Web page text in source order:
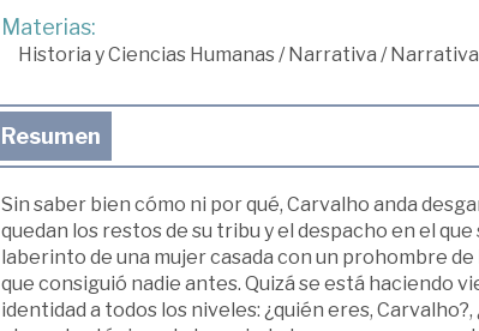
Materias:
Historia y Ciencias Humanas/Narrativa /
Resumen
Sin saber bien cómo ni por qué, Carvalho anda
quedan los restos de su tribu y el despacho en el
laberinto de una mujer casada con un prohombre
que consiguió nadie antes. Quizá se está haciendo
identidad a todos los niveles: ¿quién eres,